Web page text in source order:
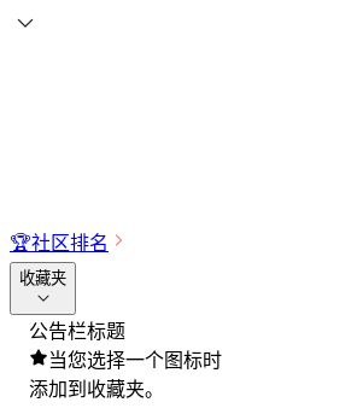
🏆社区排名
收藏夹
公告栏标题
当您选择一个图标时
添加到收藏夹。